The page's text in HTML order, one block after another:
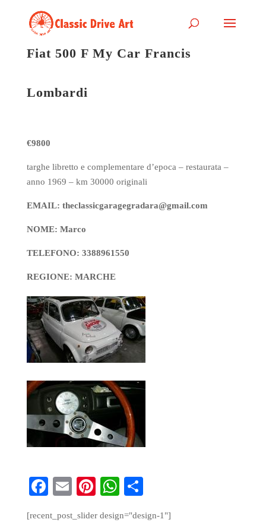
Fiat 500 F My Car Francis
Lombardi
€9800
targhe libretto e complementare d’epoca – restaurata –
anno 1969 – km 30000 originali
EMAIL: theclassicgaragegradara@gmail.com
NOME: Marco
TELEFONO: 3388961550
REGIONE: MARCHE
Fa
bo
E
ail
Pi
er
W
ts
re
[recent_post_slider design="design-1"]